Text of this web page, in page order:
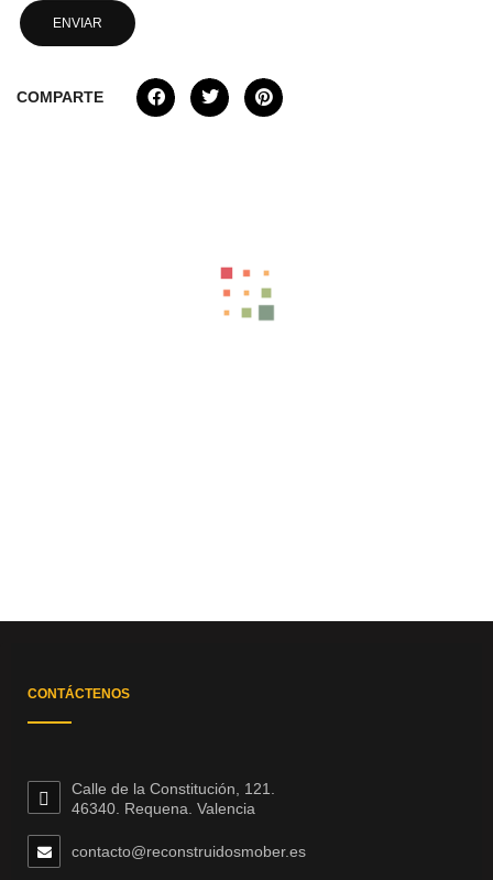
COMPARTE
CONTÁCTENOS
Calle de la Constitución, 121.
46340. Requena. Valencia
contacto@reconstruidosmober.es